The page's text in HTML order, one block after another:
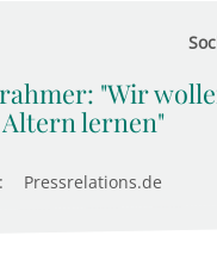
"Wir
lernen"
Pressrelations.de